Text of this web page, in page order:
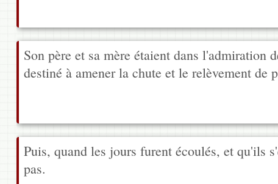
Son père et sa mère étaient dans
destiné à amener la chute et le relèvement
Puis, quand les jours furent écoulés, et qu'ils
pas.